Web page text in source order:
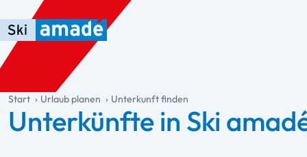
Zum Haupt-Inhalt springen
Springe zur Tabelle
Zur Haupt-Navigation springen
general.table-of-content
Start Urlaub planen Unterkunft finden
Unterkünfte in Ski